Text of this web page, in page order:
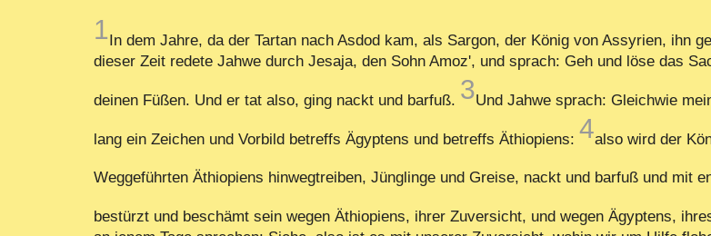
1In dem Jahre, da der Tartan nach Asdod kam, als Sargon, der König von Assyrien, ihn
dieser Zeit redete Jahwe durch Jesaja, den Sohn Amoz', und sprach: Geh und löse das
deinen Füßen. Und er tat also, ging nackt und barfuß. 3Und Jahwe sprach: Gleichwie
lang ein Zeichen und Vorbild betreffs Ägyptens und betreffs Äthiopiens: 4also wird der
Weggeführten Äthiopiens hinwegtreiben, Jünglinge und Greise, nackt und barfuß und mit
bestürzt und beschämt sein wegen Äthiopiens, ihrer Zuversicht, und wegen Ägyptens,